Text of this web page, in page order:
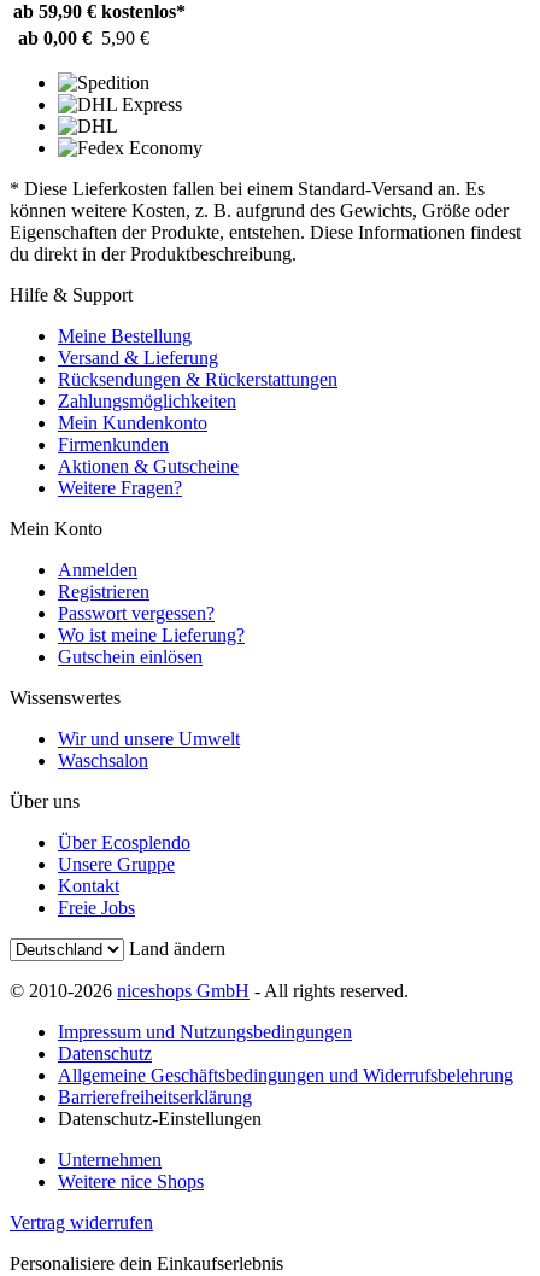
ab 59,90 € kostenlos*
ab 0,00 € 5,90 €
* Diese Lieferkosten fallen bei einem Standard-Versand an. Es
können weitere Kosten, z. B. aufgrund des Gewichts, Größe oder
Eigenschaften der Produkte, entstehen. Diese Informationen findest
du direkt in der Produktbeschreibung.
Hilfe & Support
Meine Bestellung
Versand & Lieferung
Rücksendungen & Rückerstattungen
Zahlungsmöglichkeiten
Mein Kundenkonto
Firmenkunden
Aktionen & Gutscheine
Weitere Fragen?
Mein Konto
Anmelden
Registrieren
Passwort vergessen?
Wo ist meine Lieferung?
Gutschein einlösen
Wissenswertes
Wir und unsere Umwelt
Waschsalon
Über uns
Über Ecosplendo
Unsere Gruppe
Kontakt
Freie Jobs
Land ändern
© 2010-2026 niceshops GmbH - All rights reserved.
Impressum und Nutzungsbedingungen
Datenschutz
Allgemeine Geschäftsbedingungen und Widerrufsbelehrung
Barrierefreiheitserklärung
Datenschutz-Einstellungen
Unternehmen
Weitere nice Shops
Vertrag widerrufen
Personalisiere dein Einkaufserlebnis